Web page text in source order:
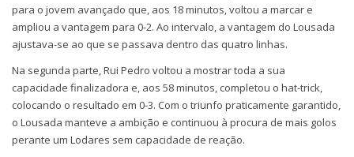
para o jovem avançado que, aos 18 minutos, voltou a marcar e
ampliou a vantagem para 0-2. Ao intervalo, a vantagem do Lousada
ajustava-se ao que se passava dentro das quatro linhas.
Na segunda parte, Rui Pedro voltou a mostrar toda a sua
capacidade finalizadora e, aos 58 minutos, completou o hat-trick,
colocando o resultado em 0-3. Com o triunfo praticamente garantido,
o Lousada manteve a ambição e continuou à procura de mais golos
perante um Lodares sem capacidade de reação.